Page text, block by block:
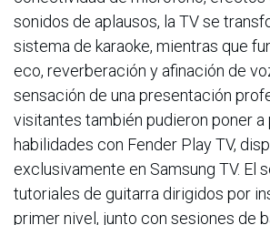
sonidos de aplausos, la TV se
sistema de karaoke, mientras que
eco, reverberación y afinación de
sensación de una presentación
visitantes también pudieron poner a
habilidades con Fender Play TV,
exclusivamente en Samsung TV. El
tutoriales de guitarra dirigidos por
primer nivel, junto con sesiones de